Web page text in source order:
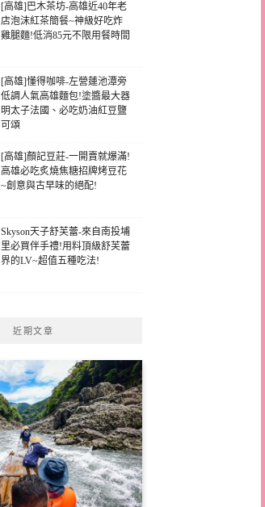
[高雄]巴木茶坊-高雄近40年老
店泡沫紅茶簡餐~神級好吃炸
雞腿麵!低消85元不限用餐時間
[高雄]懂得咖啡-左營蓮池潭旁
低調人氣高雄麵包!塗醬最大器
明太子法國、必吃奶油紅豆鹽
可頌
[高雄]顏記豆莊-一開賣就爆滿!
高雄必吃炙燒焦糖招牌烤豆花
~創意與古早味的絕配!
Skyson天子舒芙蕾-來自南投埔
里必買伴手禮!用料頂級舒芙蕾
界的LV~超值五種吃法!
近期文章